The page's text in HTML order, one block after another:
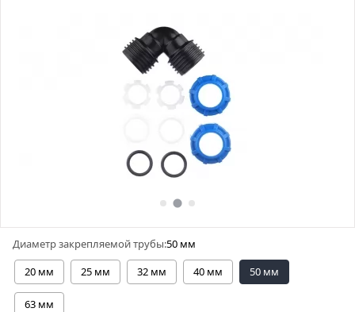
Диаметр закрепляемой трубы:50 мм
20 мм
25 мм 32 мм 40 мм 50 мм
63 мм